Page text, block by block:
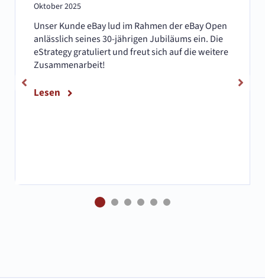
Oktober 2025
Unser Kunde eBay lud im Rahmen der eBay Open
anlässlich seines 30-jährigen Jubiläums ein. Die
eStrategy gratuliert und freut sich auf die weitere
Zusammenarbeit!
Lesen